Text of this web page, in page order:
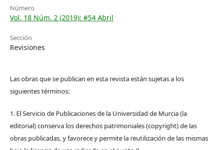
Número
Vol. 18 Núm. 2 (2019): #54 Abril
Sección
Revisiones
Las obras que se publican en esta revista están sujetas a los
siguientes términos:
1. El Servicio de Publicaciones de la Universidad de Murcia (la
editorial) conserva los derechos patrimoniales (copyright) de las
obras publicadas, y favorece y permite la reutilización de las mismas